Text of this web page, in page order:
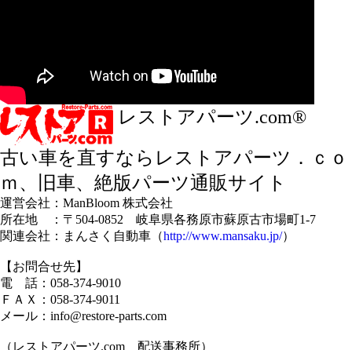
レストアパーツ.com®
古い車を直すならレストアパーツ．ｃｏ
ｍ、旧車、絶版パーツ通販サイト
運営会社：ManBloom 株式会社
所在地 ：〒504-0852 岐阜県各務原市蘇原古市場町1-7
関連会社：まんさく自動車（http://www.mansaku.jp/）
【お問合せ先】
電 話：058-374-9010
ＦＡＸ：058-374-9011
メール：info@restore-parts.com
（レストアパーツ.com 配送事務所）